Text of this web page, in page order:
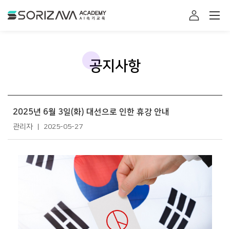
로그인
공지사항
2025년 6월 3일(화) 대선으로 인한 휴강 안내
관리자 2025-05-27